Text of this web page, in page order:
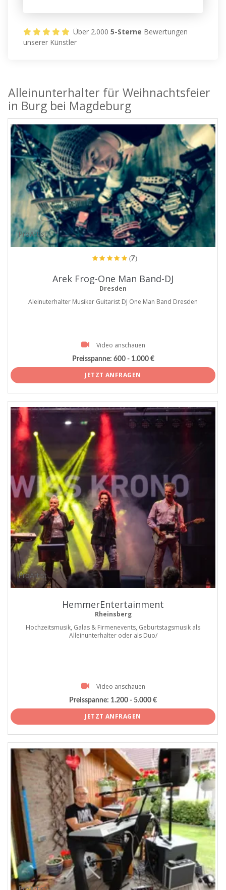
Über 2.0005-Sterne Bewertungen
unserer Künstler
Alleinunterhalter für Weihnachtsfeier
in Burg bei Magdeburg
ProArtist
(7)
Arek Frog-One Man Band-DJ
Dresden
Aleinuterhalter Musiker Guitarist DJ One Man Band Dresden
Video anschauen
Preisspanne: 600 - 1.000 €
JETZT ANFRAGEN
ProArtist
HemmerEntertainment
Rheinsberg
Hochzeitsmusik, Galas & Firmenevents, Geburtstagsmusik als
Alleinunterhalter oder als Duo/
Video anschauen
Preisspanne: 1.200 - 5.000 €
JETZT ANFRAGEN